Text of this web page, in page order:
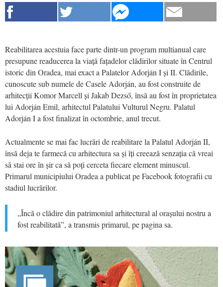
Reabilitarea acestuia face parte dintr-un program multianual care
presupune readucerea la viață fațadelor clădirilor situate în Centrul
istoric din Oradea, mai exact a Palatelor Adorján I și II. Clădirile,
cunoscute sub numele de Casele Adorján, au fost construite de
arhitecții Komor Marcell și Jakab Dezső, însă au fost în proprietatea
lui Adorján Emil, arhitectul Palatului Vulturul Negru. Palatul
Adorján I a fost finalizat în octombrie, anul trecut.
Actualmente se mai fac lucrări de reabilitare la Palatul Adorján II,
însă deja te farmecă cu arhitectura sa și îți creează senzația că vreai
să stai ore în șir ca să poți cerceta fiecare element minuscul.
Primarul municipiului Oradea a publicat pe Facebook fotografii cu
stadiul lucrărilor.
„Încă o clădire din patrimoniul arhitectural al orașului nostru a
fost reabilitată”, a transmis primarul, pe pagina sa.